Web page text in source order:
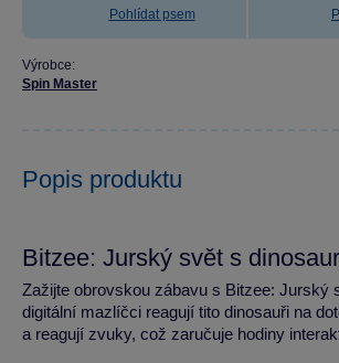
Pohlídat psem
Výrobce:
Spin Master
Popis produktu
Bitzee: Jurský svět s
Zažijte obrovskou zábavu s Bitzee: Jurský
digitální mazlíčci reagují tito dinosauři na
a reagují zvuky, což zaručuje hodiny